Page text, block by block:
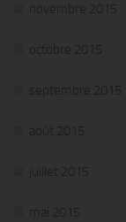
novembre 2015
octobre 2015
septembre 2015
août 2015
juillet 2015
mai 2015